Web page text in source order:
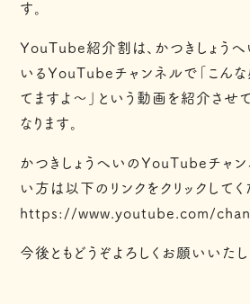
す。
YouTube紹介割は、かつきしょう
いるYouTubeチャンネルで「こん
てますよ〜」という動画を紹介させ
なります。
かつきしょうへいのYouTubeチャン
い方は以下のリンクをクリックしてく
https://www.youtube.com/
今後ともどうぞよろしくお願いいたし